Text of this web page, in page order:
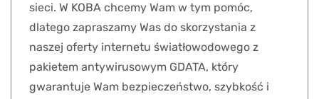
sieci. W KOBA chcemy Wam w tym pomóc,
dlatego zapraszamy Was do skorzystania z
naszej oferty internetu światłowodowego z
pakietem antywirusowym GDATA, który
gwarantuje Wam bezpieczeństwo, szybkość i